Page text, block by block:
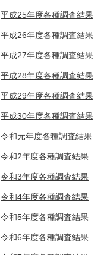
平成25年度各種調査結果
平成26年度各種調査結果
平成27年度各種調査結果
平成28年度各種調査結果
平成29年度各種調査結果
平成30年度各種調査結果
令和元年度各種調査結果
令和2年度各種調査結果
令和3年度各種調査結果
令和4年度各種調査結果
令和5年度各種調査結果
令和6年度各種調査結果